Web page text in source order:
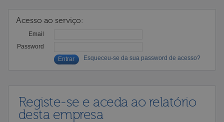
Acesso ao serviço:
Email
Password
Esqueceu-se da sua password de acesso?
Registe-se e aceda ao relatório
desta empresa